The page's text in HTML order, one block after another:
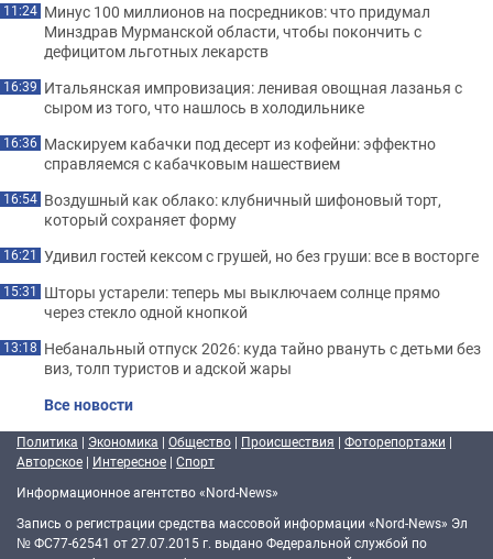
11:24 Минус 100 миллионов на посредников: что придумал
Минздрав Мурманской области, чтобы покончить с
дефицитом льготных лекарств
16:39 Итальянская импровизация: ленивая овощная лазанья с
сыром из того, что нашлось в холодильнике
16:36 Маскируем кабачки под десерт из кофейни: эффектно
справляемся с кабачковым нашествием
16:54 Воздушный как облако: клубничный шифоновый торт,
который сохраняет форму
16:21 Удивил гостей кексом с грушей, но без груши: все в восторге
15:31 Шторы устарели: теперь мы выключаем солнце прямо
через стекло одной кнопкой
13:18 Небанальный отпуск 2026: куда тайно рвануть с детьми без
виз, толп туристов и адской жары
Все новости
Политика | Экономика | Общество | Происшествия | Фоторепортажи |
Авторское | Интересное | Спорт
Информационное агентство «Nord-News»
Запись о регистрации средства массовой информации «Nord-News» Эл
№ ФС77-62541 от 27.07.2015 г. выдано Федеральной службой по